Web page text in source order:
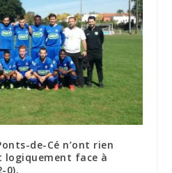
de-Cé n’ont rien
logiquement face à
0).